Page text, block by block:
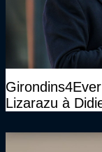
Lizarazu à